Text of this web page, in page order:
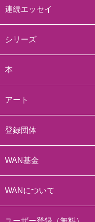
連続エッセイ
シリーズ
本
アート
登録団体
WAN基金
WANについて